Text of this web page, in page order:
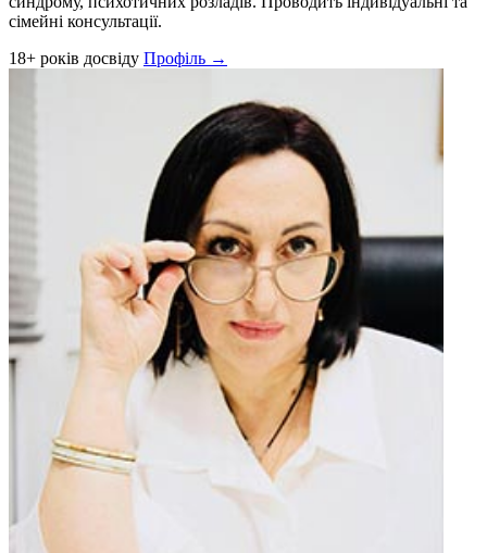
сімейні консультації.
18+ років досвіду Профіль →